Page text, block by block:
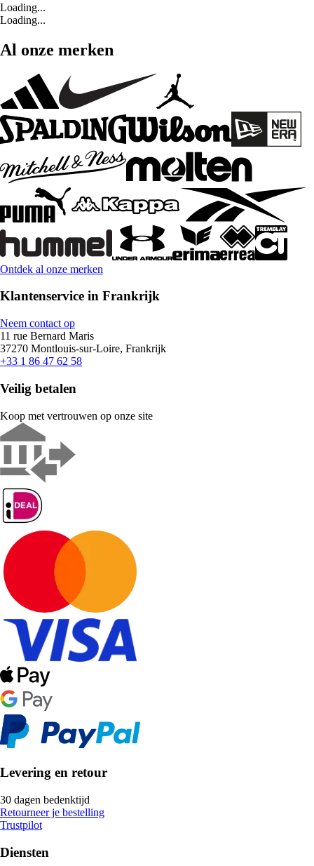
Loading...
Loading...
Al onze merken
Ontdek al onze merken
Klantenservice in Frankrijk
Neem contact op
11 rue Bernard Maris
37270 Montlouis-sur-Loire, Frankrijk
+33 1 86 47 62 58
Veilig betalen
Koop met vertrouwen op onze site
Levering en retour
30 dagen bedenktijd
Retourneer je bestelling
Trustpilot
Diensten